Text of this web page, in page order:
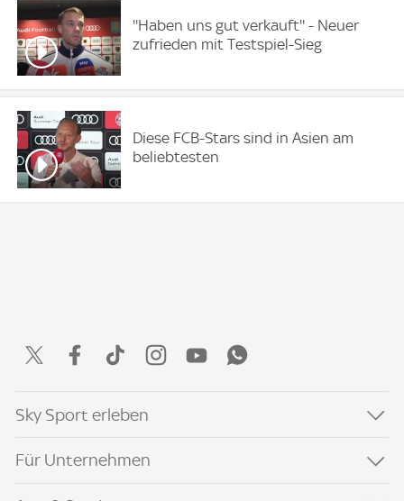
''Haben uns gut verkauft'' - Neuer
zufrieden mit Testspiel-Sieg
Diese FCB-Stars sind in Asien am
beliebtesten
Sky Sport erleben
Für Unternehmen